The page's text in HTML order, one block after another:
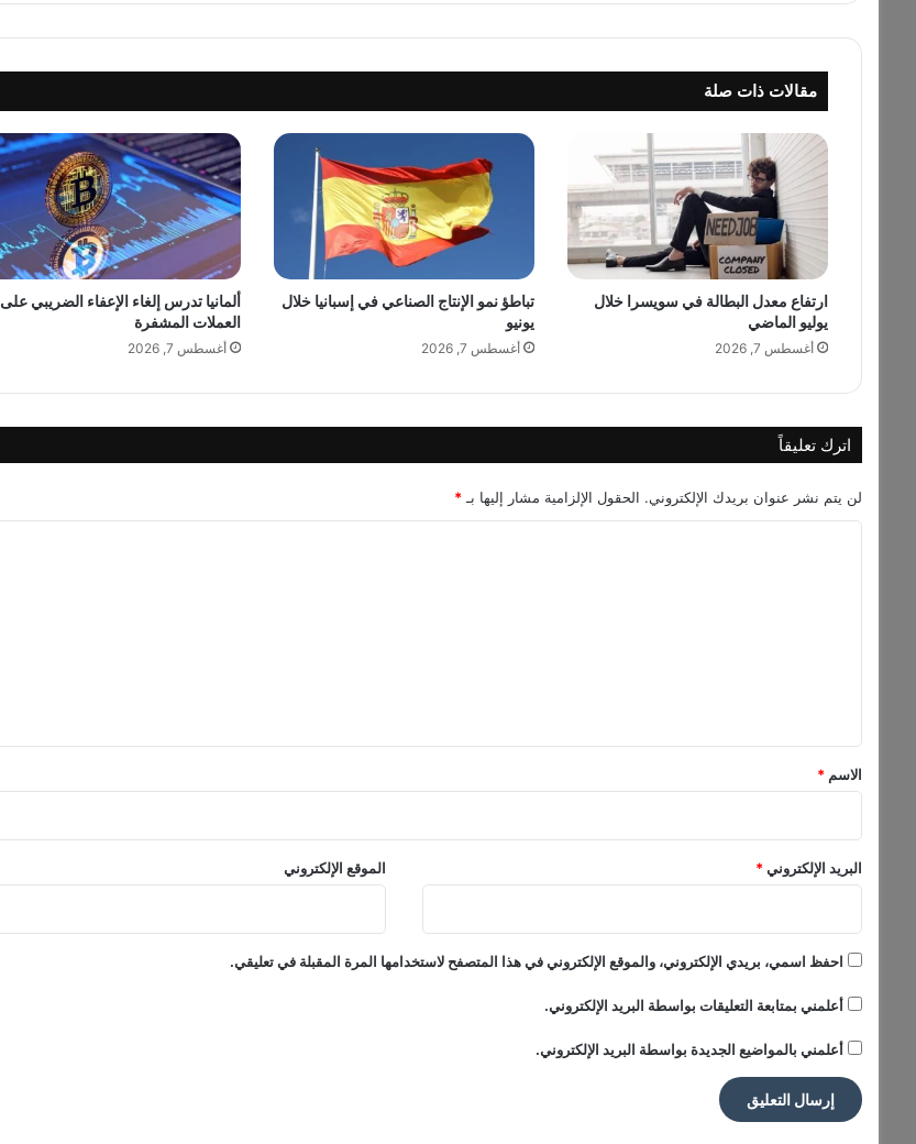
P
a
r
l
s
E
v
e
n
t
s
"
و
ص
ل
د
ا
ف
ا
ت
ن
م
:
ا
ر
ض
ة
ا
ل
أ
ز
ي
ي
ت
ي
ه
مقالات ذات صلة
ارتفاع معدل البطالة في سويسرا خلال
يوليو الماضي
أغسطس 7, 2026
تباطؤ نمو الإنتاج الصناعي في إسبانيا خلال
يونيو
أغسطس 7, 2026
ألمانيا تدرس إلغاء الإعفاء الضريبي على
العملات المشفرة
أغسطس 7, 2026
اترك تعليقاً
لن يتم نشر عنوان بريدك الإلكتروني. الحقول الإلزامية مشار إليها بـ*
*
الاسم *
البريد الإلكتروني* الموقع الإلكتروني
احفظ اسمي، بريدي الإلكتروني، والموقع الإلكتروني في هذا المتصفح لاستخدامها المرة المقبلة في تعليقي.
أعلمني بمتابعة التعليقات بواسطة البريد الإلكتروني.
أعلمني بالمواضيع الجديدة بواسطة البريد الإلكتروني.